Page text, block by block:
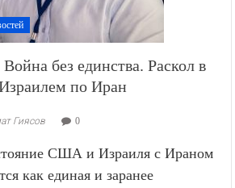
без единства. Раскол в
по Иран
Гиясов 0
США и Израиля с Ираном
как единая и заранее